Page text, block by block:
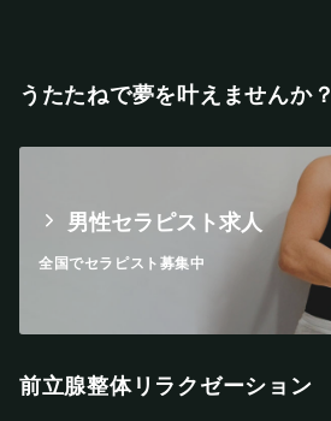
うたたねで夢を叶えませんか？
男性セラピスト求人
全国でセラピスト募集中
前立腺整体リラクゼーション